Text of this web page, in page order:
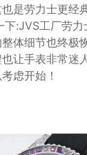
是劳力士更经
下:JVS工厂劳
体细节也终极
让手表非常迷
虑开始！